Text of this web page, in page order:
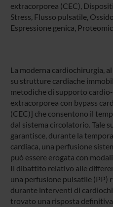
extracorporea (CEC),
Stress, Flusso pulsatile,
Espressione genica,
La moderna cardiochirurgia,
su strutture cardiache
metodiche di supporto
extracorporea con bypass
(CEC)] che consentono il
dal sistema circolatorio. Tale
garantisce, durante la
cardiaca, una perfusione
può essere erogata con
Il dibattito relativo alle
una perfusione pulsatile (PP)
durante interventi di
trovato una risposta